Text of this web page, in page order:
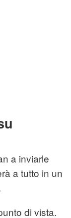
a inviarle
a tutto in un
di vista.